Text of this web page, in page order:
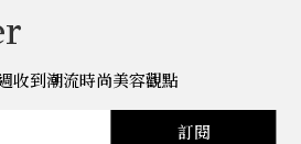
收到潮流時尚美容觀點
訂閱